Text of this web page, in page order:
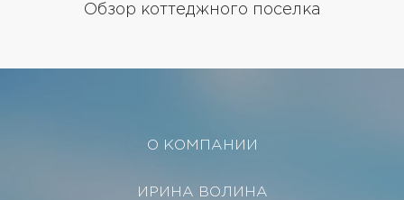
Обзор коттеджного поселка
О КОМПАНИИ
ИРИНА ВОЛИНА